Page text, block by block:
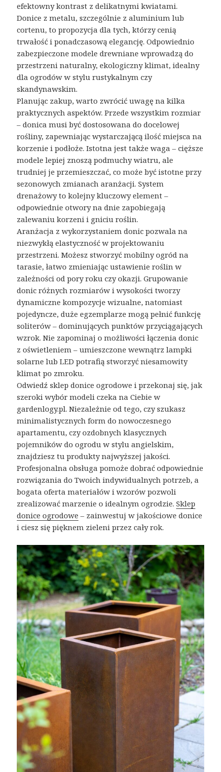
efektowny kontrast z delikatnymi kwiatami.
Donice z metalu, szczególnie z aluminium lub
cortenu, to propozycja dla tych, którzy cenią
trwałość i ponadczasową elegancję. Odpowiednio
zabezpieczone modele drewniane wprowadzą do
przestrzeni naturalny, ekologiczny klimat, idealny
dla ogrodów w stylu rustykalnym czy
skandynawskim.
Planując zakup, warto zwrócić uwagę na kilka
praktycznych aspektów. Przede wszystkim rozmiar
– donica musi być dostosowana do docelowej
rośliny, zapewniając wystarczającą ilość miejsca na
korzenie i podłoże. Istotna jest także waga – cięższe
modele lepiej znoszą podmuchy wiatru, ale
trudniej je przemieszczać, co może być istotne przy
sezonowych zmianach aranżacji. System
drenażowy to kolejny kluczowy element –
odpowiednie otwory na dnie zapobiegają
zalewaniu korzeni i gniciu roślin.
Aranżacja z wykorzystaniem donic pozwala na
niezwykłą elastyczność w projektowaniu
przestrzeni. Możesz stworzyć mobilny ogród na
tarasie, łatwo zmieniając ustawienie roślin w
zależności od pory roku czy okazji. Grupowanie
donic różnych rozmiarów i wysokości tworzy
dynamiczne kompozycje wizualne, natomiast
pojedyncze, duże egzemplarze mogą pełnić funkcję
soliterów – dominujących punktów przyciągających
wzrok. Nie zapominaj o możliwości łączenia donic
z oświetleniem – umieszczone wewnątrz lampki
solarne lub LED potrafią stworzyć niesamowity
klimat po zmroku.
Odwiedź sklep donice ogrodowe i przekonaj się, jak
szeroki wybór modeli czeka na Ciebie w
gardenlogy.pl. Niezależnie od tego, czy szukasz
minimalistycznych form do nowoczesnego
apartamentu, czy ozdobnych klasycznych
pojemników do ogrodu w stylu angielskim,
znajdziesz tu produkty najwyższej jakości.
Profesjonalna obsługa pomoże dobrać odpowiednie
rozwiązania do Twoich indywidualnych potrzeb, a
bogata oferta materiałów i wzorów pozwoli
zrealizować marzenie o idealnym ogrodzie.Sklep
donice ogrodowe – zainwestuj w jakościowe donice
i ciesz się pięknem zieleni przez cały rok.